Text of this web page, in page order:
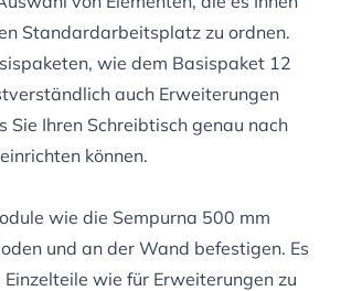
Standardarbeitsplatz zu ordnen.
wie dem Basispaket 12
auch Erweiterungen
Sie Ihren Schreibtisch genau nach
können.
wie die Sempurna 500 mm
und an der Wand befestigen. Es
wie für Erweiterungen zu